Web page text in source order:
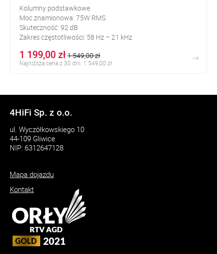
Kolumny podstawkowe
Moc znamionowa: 75W RMS
Skuteczność: 92 dB
Zakres częstotliwości: 58 Hz – 21 kHz
1 199,00 zł1 549,00 zł
Najniższa cena z 30 dni: 1 549,00 zł
4HiFi Sp. z o.o.
ul. Wyczółkowskiego 10
44-109 Gliwice
NIP: 6312647128
Mapa dojazdu
Kontakt